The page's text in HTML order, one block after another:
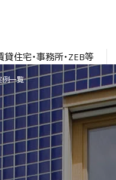
貸住宅・事務所・ZEB等
例一覧